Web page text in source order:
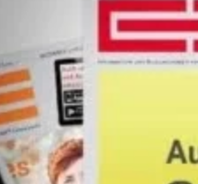
Session
Social Collaboration wird